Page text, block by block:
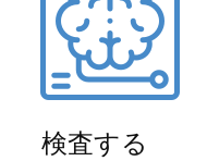
検査する